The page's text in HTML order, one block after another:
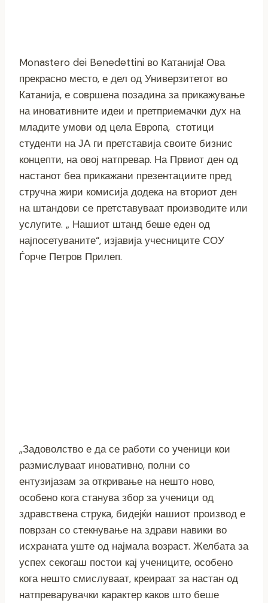
Monastero dei Benedettini во Катанија! Ова
прекрасно место, е дел од Универзитетот во
Катанија, е совршена позадина за прикажување
на иновативните идеи и претприемачки дух на
младите умови од цела Европа, стотици
студенти на ЈА ги претставија своите бизнис
концепти, на овој натпревар. На Првиот ден од
настанот беа прикажани презентациите пред
стручна жири комисија додека на вториот ден
на штандови се претставуваат производите или
услугите. „ Нашиот штанд беше еден од
најпосетуваните“, изјавија учесниците СОУ
Ѓорче Петров Прилеп.
„Задоволство е да се работи со ученици кои
размислуваат иновативно, полни со
ентузијазам за откривање на нешто ново,
особено кога станува збор за ученици од
здравствена струка, бидејќи нашиот производ е
поврзан со стекнување на здрави навики во
исхраната уште од најмала возраст. Желбата за
успех секогаш постои кај учениците, особено
кога нешто смислуваат, креираат за настан од
натпреварувачки карактер каков што беше